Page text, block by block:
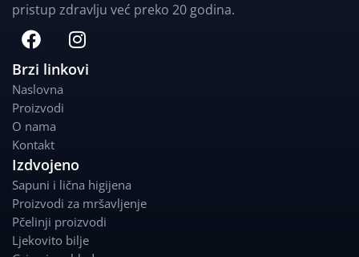
pristup zdravlju već preko 20 godina.
F
a
c
e
b
o
o
k
I
n
s
a
m
Brzi linkovi
Naslovna
Proizvodi
O nama
Kontakt
Izdvojeno
Sapuni i lična higijena
Proizvodi za mršavljenje
Pčelinji proizvodi
Ljekovito bilje